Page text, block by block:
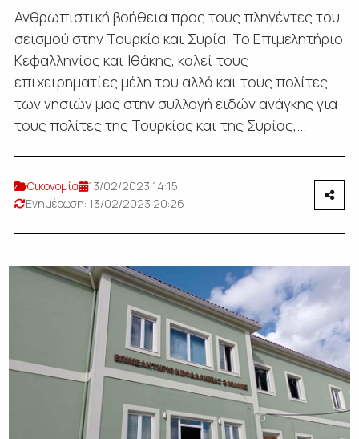
Ανθρωπιστική βοήθεια προς τους πληγέντες του
σεισμού στην Τουρκία και Συρία. Το Επιμελητήριο
Κεφαλληνίας και Ιθάκης, καλεί τους
επιχειρηματίες μέλη του αλλά και τους πολίτες
των νησιών μας στην συλλογή ειδών ανάγκης για
τους πολίτες της Τουρκίας και της Συρίας,...
Οικονομία
13/02/2023 14:15
Ενημέρωση: 13/02/2023 20:26